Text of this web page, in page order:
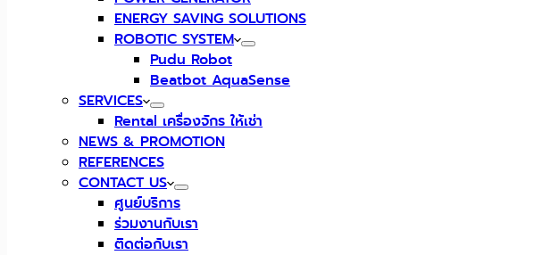
ENERGY SAVING SOLUTIONS
ROBOTIC SYSTEM
Pudu Robot
Beatbot AquaSense
SERVICES
Rental เครื่องจักร ให้เช่า
NEWS & PROMOTION
REFERENCES
CONTACT US
ศูนย์บริการ
ร่วมงานกับเรา
ติดต่อกับเรา